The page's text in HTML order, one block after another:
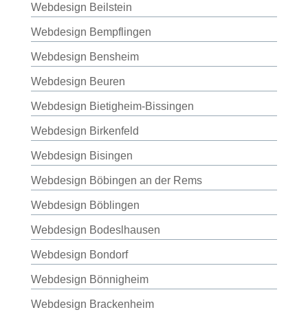
Webdesign Beilstein
Webdesign Bempflingen
Webdesign Bensheim
Webdesign Beuren
Webdesign Bietigheim-Bissingen
Webdesign Birkenfeld
Webdesign Bisingen
Webdesign Böbingen an der Rems
Webdesign Böblingen
Webdesign Bodeslhausen
Webdesign Bondorf
Webdesign Bönnigheim
Webdesign Brackenheim